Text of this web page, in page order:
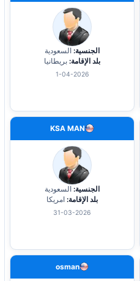
الجنسية: السعودية
بلد الإقامة: بريطانيا
1-04-2026
KSA MAN
الجنسية: السعودية
بلد الإقامة: امريكا
31-03-2026
osman